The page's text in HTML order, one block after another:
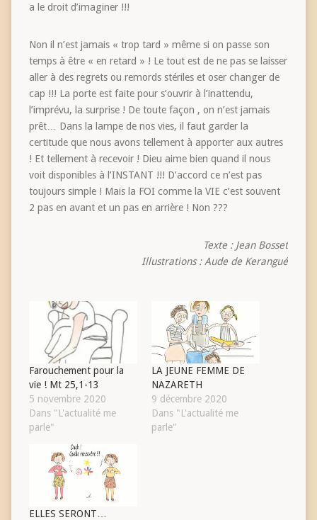
a le droit d’imaginer !!!
Non il n’est jamais « trop tard » même si on passe son
temps à être « en retard » ! Le tout est de ne pas se laisser
aller à des regrets ou remords stériles et oser changer de
cap !!! La porte est faite pour s’ouvrir à l’inattendu,
l’imprévu, la surprise ! De toute façon , on n’est jamais
prêt… Dans la lampe de nos vies, il faut garder la
certitude que nous avons tellement à apporter aux autres
! Et tellement à recevoir ! Dieu aime bien quand il nous
voit disponibles à l’INSTANT !!! D’accord ce n’est pas
toujours simple ! Mais la FOI comme la VIE c’est souvent
2 pas en avant et un pas en arrière ! Non ???
Texte : Jean Bosset
Illustrations : Aude de Kerangué
Farouchement pour la
vie ! Mt 25,1-13
5 novembre 2020
Dans "L'actualité me
parle"
LA JEUNE FEMME DE
NAZARETH
9 décembre 2020
Dans "L'actualité me
parle"
ELLES SERONT…